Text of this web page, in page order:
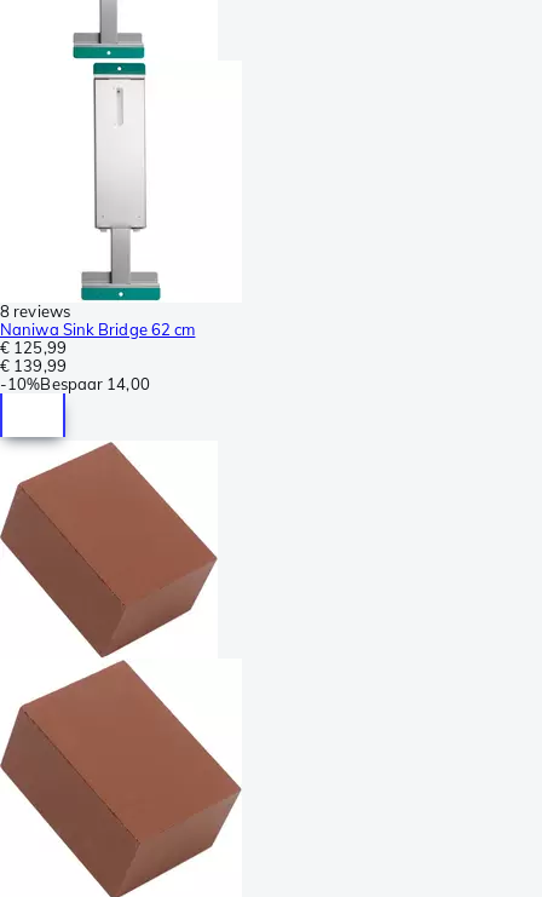
8 reviews
Naniwa Sink Bridge 62 cm
€ 125,99
€ 139,99
-10%Bespaar 14,00